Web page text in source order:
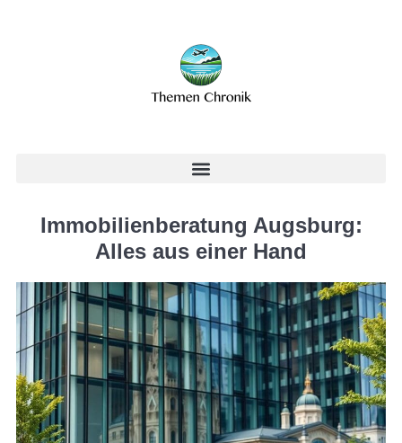
Immobilienberatung Augsburg:
Alles aus einer Hand